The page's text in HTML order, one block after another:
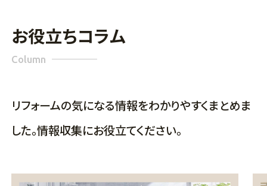
お役立ちコラム
Column
リフォームの気になる情報をわかりやすくまとめま
した。情報収集にお役立てください。